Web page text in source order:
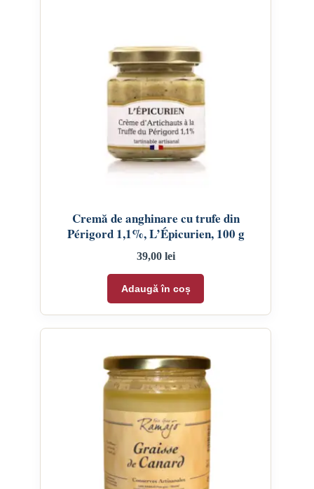
Cremă de anghinare cu trufe din
Périgord 1,1%, L’Épicurien, 100 g
39,00 lei
Adaugă în coș